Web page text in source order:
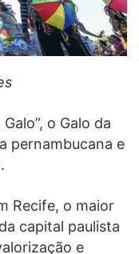
o Galo da
pernambucana e
Recife, o maior
capital paulista
e